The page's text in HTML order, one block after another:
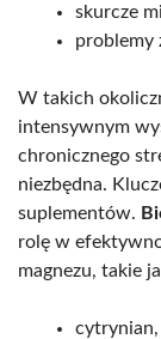
skurcze
problemy
W takich
intensywnym
chronicznego
niezbędna.
suplementów.
rolę w
magnezu, takie
cytrynian,